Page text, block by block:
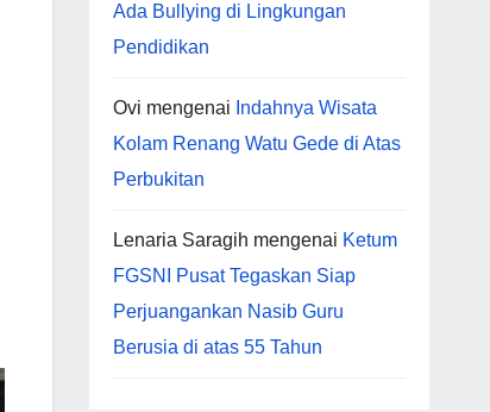
Ada Bullying di Lingkungan
Pendidikan
Ovi mengenai Indahnya Wisata
Kolam Renang Watu Gede di Atas
Perbukitan
Lenaria Saragih mengenai Ketum
FGSNI Pusat Tegaskan Siap
Perjuangankan Nasib Guru
Berusia di atas 55 Tahun